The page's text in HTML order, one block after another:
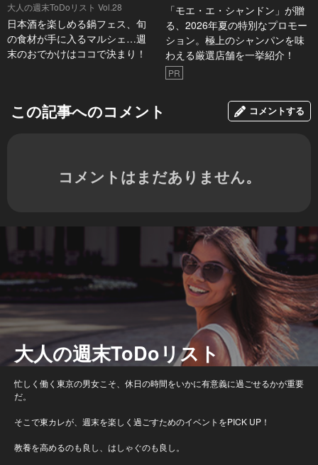
大人の週末ToDoリスト Vol.28
日本酒を楽しめる鍋フェス、旬
の食材が手に入るマルシェ…週
末のおでかけはココで決まり！
「モエ・エ・シャンドン」が贈
る、2026年夏の特別なプロモー
ション。極上のシャンパンを味
わえる厳選店舗を一挙紹介！
PR
この記事へのコメント コメントする
コメントはまだありません。
大人の週末ToDoリスト
忙しく働く東京の男女こそ、休日の時間をいかに有意義に過ごせるかが重要
だ。
そこで東カレが、週末を楽しく過ごすためのイベントをPICK UP！
教養を高めるのも良し、はしゃぐのも良し。